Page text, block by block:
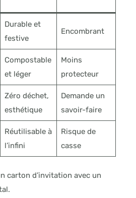
Durable et
festive
Encombrant
Compostable
et léger
Moins
protecteur
Zéro déchet,
esthétique
Demande un
savoir-faire
Réutilisable à
l’infini
Risque de
casse
carton d’invitation avec un